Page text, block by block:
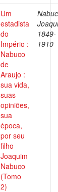
Um
estadista
do
Império :
Nabuco
de
Araujo :
sua vida,
suas
opiniões,
sua
época,
por seu
filho
Joaquim
Nabuco
(Tomo
2)
1849-
1910